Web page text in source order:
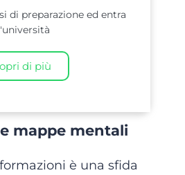
di preparazione ed entra
di più
mappe mentali
è una sfida